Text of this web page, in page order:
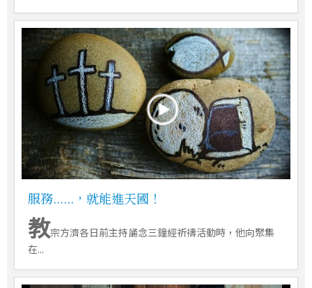
服務......，就能進天國！
教宗方濟各日前主持誦念三鐘經祈禱活動時，他向聚集
在...